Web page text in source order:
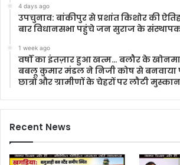
4 days ago
उपचुनाव: बांकीपुर से प्रशांत किशोर की
बार विधानसभा पहुंचे जन सुराज के
1 week ago
वर्षों का इंतज़ार हुआ खत्म… बलौर के
बबलू कुमार मंडल ने निजी कोष से बनवाया
छात्रों और ग्रामीणों के चेहरों पर लौटी मुस्कान
Recent News